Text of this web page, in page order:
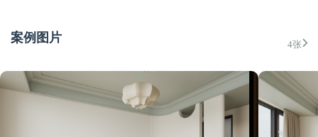
案例图片 4张